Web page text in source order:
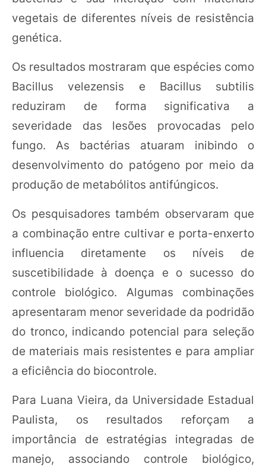
vegetais de diferentes níveis de resistência
genética.
Os resultados mostraram que espécies como
Bacillus velezensis e Bacillus subtilis
reduziram de forma significativa a
severidade das lesões provocadas pelo
fungo. As bactérias atuaram inibindo o
desenvolvimento do patógeno por meio da
produção de metabólitos antifúngicos.
Os pesquisadores também observaram que
a combinação entre cultivar e porta-enxerto
influencia diretamente os níveis de
suscetibilidade à doença e o sucesso do
controle biológico. Algumas combinações
apresentaram menor severidade da podridão
do tronco, indicando potencial para seleção
de materiais mais resistentes e para ampliar
a eficiência do biocontrole.
Para Luana Vieira, da Universidade Estadual
Paulista, os resultados reforçam a
importância de estratégias integradas de
manejo, associando controle biológico,